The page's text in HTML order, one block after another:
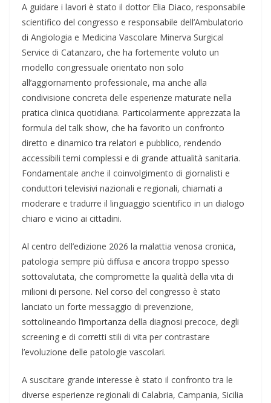
A guidare i lavori è stato il dottor Elia Diaco, responsabile
scientifico del congresso e responsabile dell’Ambulatorio
di Angiologia e Medicina Vascolare Minerva Surgical
Service di Catanzaro, che ha fortemente voluto un
modello congressuale orientato non solo
all’aggiornamento professionale, ma anche alla
condivisione concreta delle esperienze maturate nella
pratica clinica quotidiana. Particolarmente apprezzata la
formula del talk show, che ha favorito un confronto
diretto e dinamico tra relatori e pubblico, rendendo
accessibili temi complessi e di grande attualità sanitaria.
Fondamentale anche il coinvolgimento di giornalisti e
conduttori televisivi nazionali e regionali, chiamati a
moderare e tradurre il linguaggio scientifico in un dialogo
chiaro e vicino ai cittadini.
Al centro dell’edizione 2026 la malattia venosa cronica,
patologia sempre più diffusa e ancora troppo spesso
sottovalutata, che compromette la qualità della vita di
milioni di persone. Nel corso del congresso è stato
lanciato un forte messaggio di prevenzione,
sottolineando l’importanza della diagnosi precoce, degli
screening e di corretti stili di vita per contrastare
l’evoluzione delle patologie vascolari.
A suscitare grande interesse è stato il confronto tra le
diverse esperienze regionali di Calabria, Campania, Sicilia